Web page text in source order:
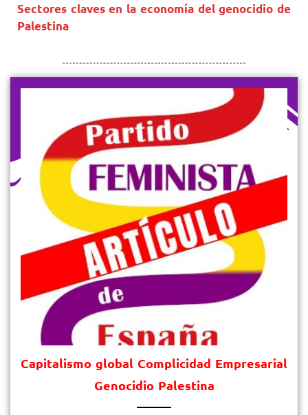
Sectores claves en la economía del genocidio de
Palestina
Capitalismo global Complicidad Empresarial
Genocidio Palestina